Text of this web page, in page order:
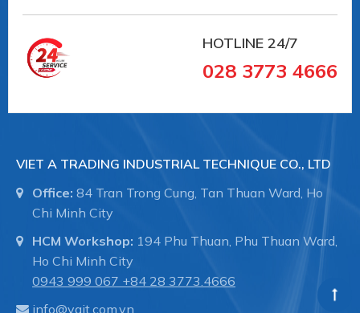
HOTLINE 24/7
028 3773 4666
VIET A TRADING INDUSTRIAL TECHNIQUE CO., LTD
Office: 84 Tran Trong Cung, Tan Thuan Ward, Ho
Chi Minh City
HCM Workshop: 194 Phu Thuan, Phu Thuan Ward,
Ho Chi Minh City
0943 999 067 +84 28 3773.4666
info@vait.com.vn